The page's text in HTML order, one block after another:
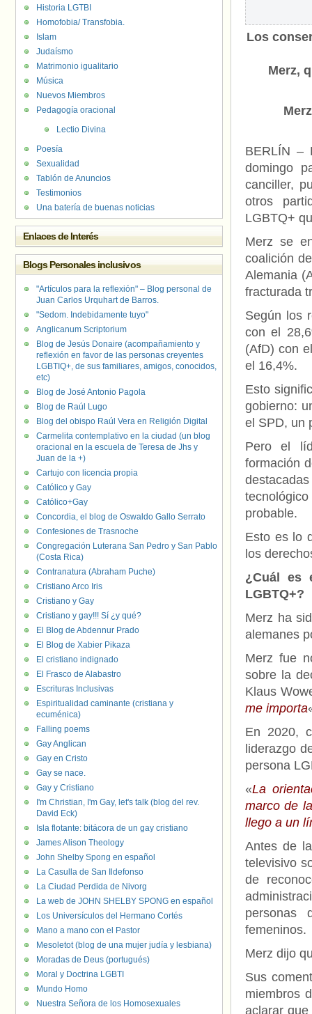
Los
Merz,
BERLÍN –
domingo
canciller,
otros
LGBTQ+
Merz se
coalición
Alemania
fracturada
Según los
con el
(AfD) con
el 16,4%.
Esto
gobierno:
el SPD, un
Pero el
formación
probable.
Esto es lo
los
¿Cuál es
LGBTQ+?
Merz ha
alemanes
Merz fue
sobre la
Klaus
me importa
En 2020,
liderazgo
persona
«La
marco de
llego a un
Antes de
televisivo
de
personas
femeninos.
Merz dijo
Sus
miembros
aclarar
Historia LGTBI
Homofobia/ Transfobia.
Islam
Judaísmo
Matrimonio igualitario
Música
Nuevos Miembros
Pedagogía oracional
Lectio Divina
Poesía
Sexualidad
Tablón de Anuncios
Testimonios
Una batería de buenas noticias
Enlaces de Interés
Blogs Personales inclusivos
"Artículos para la reflexión" – Blog personal de
Juan Carlos Urquhart de Barros.
"Sedom. Indebidamente tuyo"
Anglicanum Scriptorium
Blog de Jesús Donaire (acompañamiento y
reflexión en favor de las personas creyentes
LGBTIQ+, de sus familiares, amigos, conocidos,
etc)
Blog de José Antonio Pagola
Blog de Raúl Lugo
Blog del obispo Raúl Vera en Religión Digital
Carmelita contemplativo en la ciudad (un blog
oracional en la escuela de Teresa de Jhs y
Juan de la +)
Cartujo con licencia propia
Católico y Gay
Católico+Gay
Concordia, el blog de Oswaldo Gallo Serrato
Confesiones de Trasnoche
Congregación Luterana San Pedro y San Pablo
(Costa Rica)
Contranatura (Abraham Puche)
Cristiano Arco Iris
Cristiano y Gay
Cristiano y gay!!! Sí ¿y qué?
El Blog de Abdennur Prado
El Blog de Xabier Pikaza
El cristiano indignado
El Frasco de Alabastro
Escrituras Inclusivas
Espiritualidad caminante (cristiana y
ecuménica)
Falling poems
Gay Anglican
Gay en Cristo
Gay se nace.
Gay y Cristiano
I'm Christian, I'm Gay, let's talk (blog del rev.
David Eck)
Isla flotante: bitácora de un gay cristiano
James Alison Theology
John Shelby Spong en español
La Casulla de San Ildefonso
La Ciudad Perdida de Nivorg
La web de JOHN SHELBY SPONG en español
Los Universículos del Hermano Cortés
Mano a mano con el Pastor
Mesoletot (blog de una mujer judía y lesbiana)
Moradas de Deus (portugués)
Moral y Doctrina LGBTI
Mundo Homo
Nuestra Señora de los Homosexuales